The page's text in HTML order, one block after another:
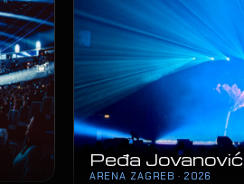
Peđa Jovanović
ARENA ZAGREB · 2026